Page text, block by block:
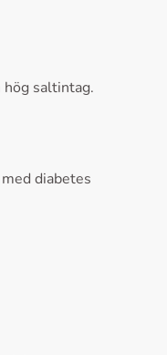
saltintag.
diabetes